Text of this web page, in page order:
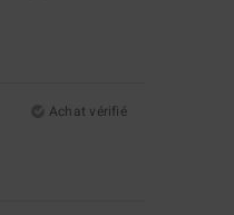
Achat vérifié